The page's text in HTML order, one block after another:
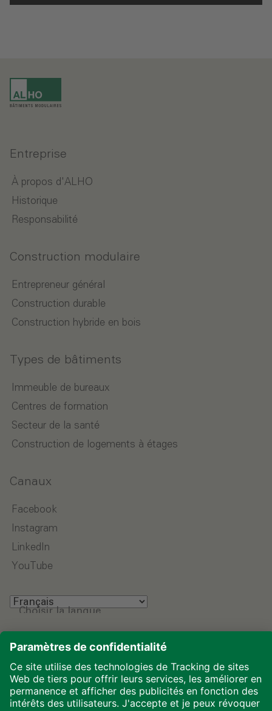
Entreprise
À propos d'ALHO
Historique
Responsabilité
Construction modulaire
Entrepreneur général
Construction durable
Construction hybride en bois
Types de bâtiments
Immeuble de bureaux
Centres de formation
Secteur de la santé
Construction de logements à étages
Canaux
Facebook
Instagram
LinkedIn
YouTube
Choisir la langue
Mentions légales